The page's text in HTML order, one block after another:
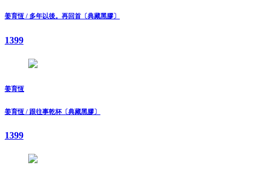
姜育恆 / 多年以後。再回首〔典藏黑膠〕
1399
姜育恆
姜育恆 / 跟往事乾杯〔典藏黑膠〕
1399